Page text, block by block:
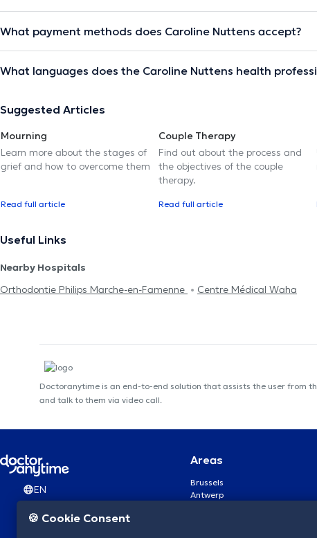
What payment methods does Caroline Nuttens accept?
What languages does the Caroline Nuttens health
Suggested Articles
Mourning
Learn more about the stages of
grief and how to overcome them
Read full article
Couple Therapy
Find out about the process and
the objectives of the couple
therapy.
Read full article
Useful Links
Nearby Hospitals
Orthodontie Philips Marche-en-Famenne
Centre Médical Waha
Doctoranytime is an end-to-end solution that assists the user from
and talk to them via video call.
EN
Areas
Brussels
Antwerp
🍪 Cookie Consent